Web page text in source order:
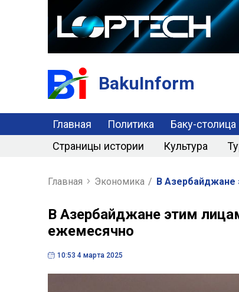
BakuInform
Главная Политика Баку-столица
Страницы истории
Культура
Главная Экономика / В Азербайджане
В Азербайджане этим
ежемесячно
10:53 4 марта 2025